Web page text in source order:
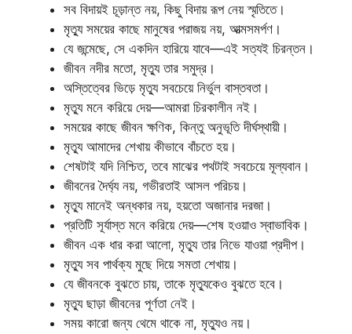
সব বিদায়ই চূড়ান্ত নয়, কিছু বিদায় রূপ নেয় স্মৃতিতে।
মৃত্যু সময়ের কাছে মানুষের পরাজয় নয়, আত্মসমর্পণ।
যে জন্মেছে, সে একদিন হারিয়ে যাবে—এই সত্যই চিরন্তন।
জীবন নদীর মতো, মৃত্যু তার সমুদ্র।
অস্তিত্বের ভিড়ে মৃত্যু সবচেয়ে নির্ভুল বাস্তবতা।
মৃত্যু মনে করিয়ে দেয়—আমরা চিরকালীন নই।
সময়ের কাছে জীবন ক্ষণিক, কিন্তু অনুভূতি দীর্ঘস্থায়ী।
মৃত্যু আমাদের শেখায় কীভাবে বাঁচতে হয়।
শেষটাই যদি নিশ্চিত, তবে মাঝের পথটাই সবচেয়ে মূল্যবান।
জীবনের দৈর্ঘ্য নয়, গভীরতাই আসল পরিচয়।
মৃত্যু মানেই অন্ধকার নয়, হয়তো অজানার দরজা।
প্রতিটি সূর্যাস্ত মনে করিয়ে দেয়—শেষ হওয়াও স্বাভাবিক।
জীবন এক ধার করা আলো, মৃত্যু তার নিভে যাওয়া প্রদীপ।
মৃত্যু সব পার্থক্য মুছে দিয়ে সমতা শেখায়।
যে জীবনকে বুঝতে চায়, তাকে মৃত্যুকেও বুঝতে হবে।
মৃত্যু ছাড়া জীবনের পূর্ণতা নেই।
সময় কারো জন্য থেমে থাকে না, মৃত্যুও নয়।